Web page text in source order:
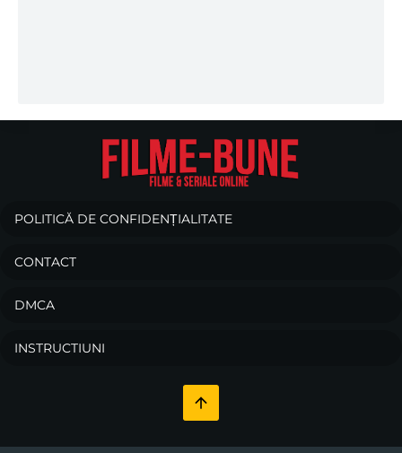
POLITICĂ DE CONFIDENȚIALITATE
CONTACT
DMCA
INSTRUCTIUNI